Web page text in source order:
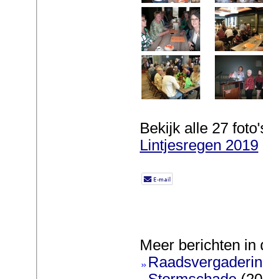
Bekijk alle 27
Lintjesregen 2019
Meer berichten in